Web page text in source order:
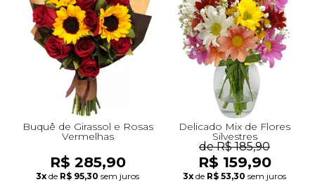
+Presentes com Flores
+Presentes por Ocasião
+Presentes para Família
+Presentes para Todos
+Tipo de Cesta
+Tipos de Buquês
+Tipos de Arranjos
+Tipos de Flores
+Por Cores
+Cidades do Sul
+Cidades do Sudeste
+Cidades do Norte
+Cidades do Nordeste
Buquê de Girassol e Rosas
Vermelhas
R$ 285,90
3x de R$ 95,30 sem juros
Delicado Mix de Flores
Silvestres
de R$ 185,90
R$ 159,90
3x de R$ 53,30 sem juros